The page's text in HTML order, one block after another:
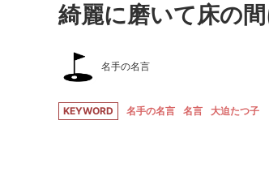
綺麗に磨いて床の
名手の名言
KEYWORD 名手の名言 名言 大迫たつ子